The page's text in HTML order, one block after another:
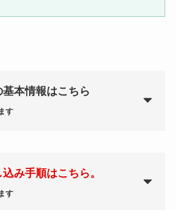
本情報はこちら
す
み手順はこちら。
す